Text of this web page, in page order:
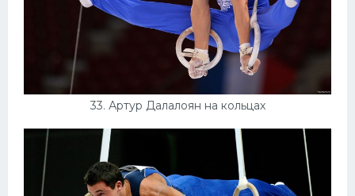
33. Артур Далалоян на кольцах